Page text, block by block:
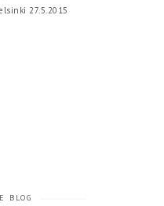
27.5.2015
BLOG